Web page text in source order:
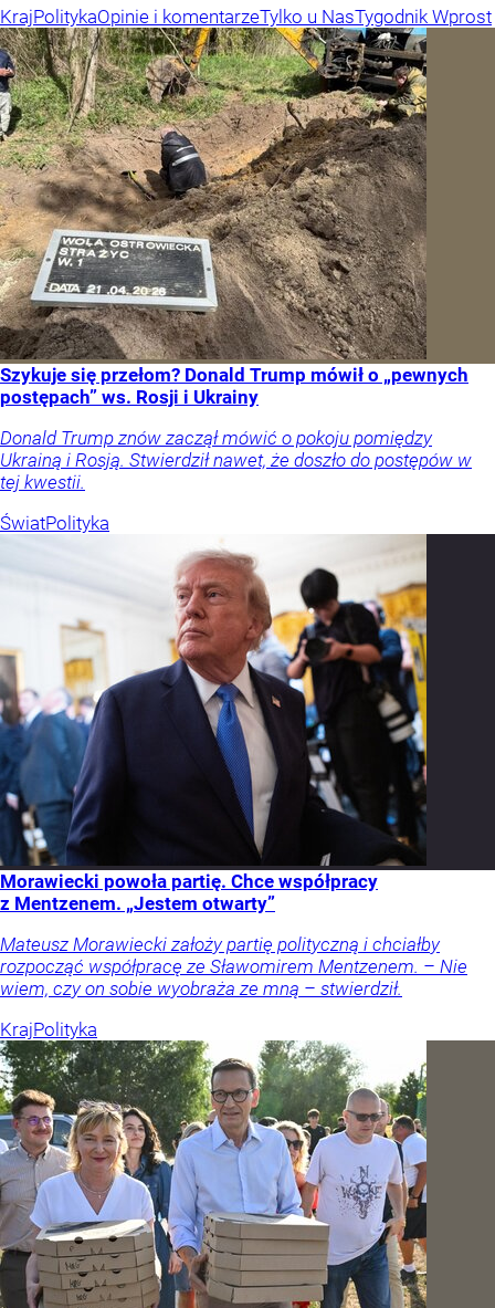
KrajPolitykaOpinie i komentarzeTylko u NasTygodnik Wprost
Szykuje się przełom? Donald Trump mówił o „pewnych
postępach” ws. Rosji i Ukrainy
Donald Trump znów zaczął mówić o pokoju pomiędzy
Ukrainą i Rosją. Stwierdził nawet, że doszło do postępów w
tej kwestii.
ŚwiatPolityka
Morawiecki powoła partię. Chce współpracy
z Mentzenem. „Jestem otwarty”
Mateusz Morawiecki założy partię polityczną i chciałby
rozpocząć współpracę ze Sławomirem Mentzenem. – Nie
wiem, czy on sobie wyobraża ze mną – stwierdził.
KrajPolityka